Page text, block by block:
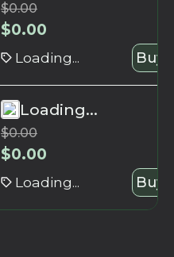
$0.00
$0.00
Loading... Buy
Loading...
$0.00
$0.00
Loading... Buy